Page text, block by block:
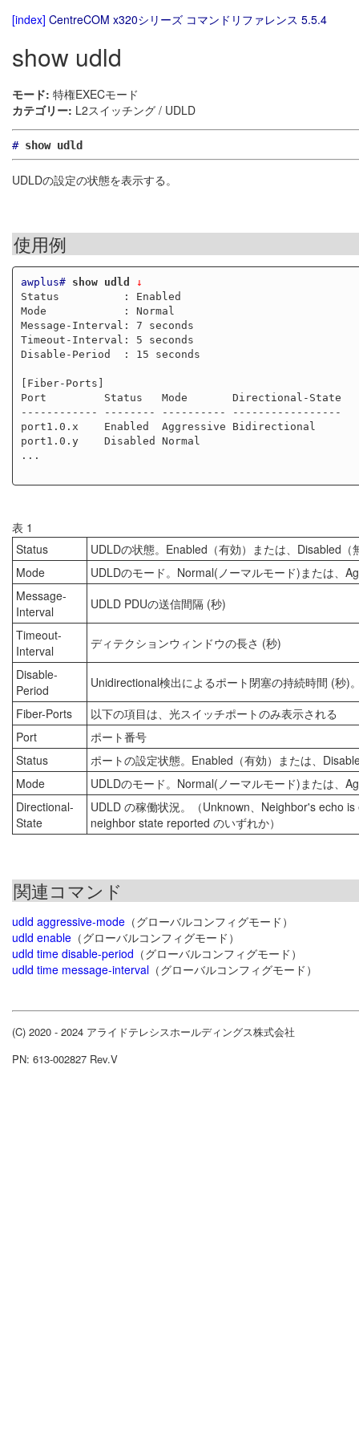
[index] CentreCOM x320シリーズ コマンドリファレンス 5.5.4
show udld
モード: 特権EXECモード
カテゴリー: L2スイッチング / UDLD
# show udld
UDLDの設定の状態を表示する。
使用例
awplus# show udld
↓
Status          : Enabled
Mode            : Normal
Message-Interval: 7 seconds
Timeout-Interval: 5 seconds
Disable-Period  : 15 seconds
[Fiber-Ports]
Port         Status   Mode       Directional-State
------------ -------- ---------- -----------------
port1.0.x    Enabled  Aggressive Bidirectional
port1.0.y    Disabled Normal
...
表 1
Status
UDLDの状態。Enabled（有効）または、Disabled（
Mode
UDLDのモード。Normal(ノーマルモード)または、
Message-
Interval
UDLD PDUの送信間隔 (秒)
Timeout-
Interval
ディテクションウィンドウの長さ (秒)
Disable-
Period
Unidirectional検出によるポート閉塞の持続時間 (秒)
Fiber-Ports
以下の項目は、光スイッチポートのみ表示される
Port
ポート番号
Status
ポートの設定状態。Enabled（有効）または、
Mode
UDLDのモード。Normal(ノーマルモード)または、
Directional-
State
UDLD の稼働状況。（Unknown、Neighbor's echo
neighbor state reported のいずれか）
関連コマンド
udld aggressive-mode （グローバルコンフィグモード）
udld enable （グローバルコンフィグモード）
udld time disable-period （グローバルコンフィグモード）
udld time message-interval （グローバルコンフィグモード）
(C) 2020 - 2024 アライドテレシスホールディングス株式会社
PN: 613-002827 Rev.V